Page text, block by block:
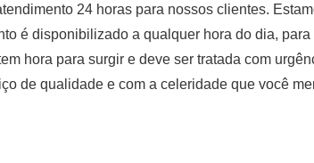
24 horas para nossos clientes.
é disponibilizado a qualquer hora do dia,
hora para surgir e deve ser tratada com
de qualidade e com a celeridade que você